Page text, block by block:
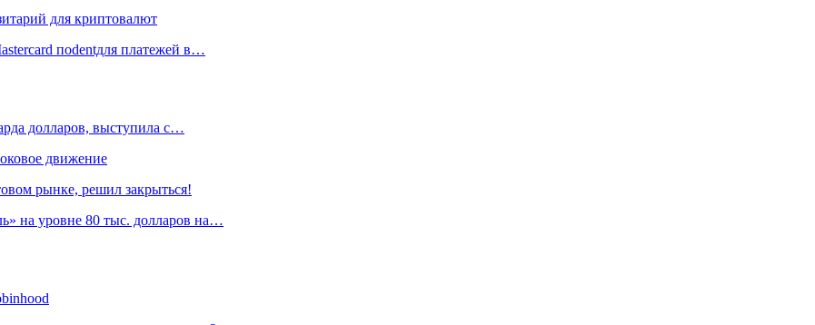
для криптовалют
поdentдля платежей в…
долларов, выступила с…
движение
рынке, решил закрыться!
на уровне 80 тыс. долларов на…